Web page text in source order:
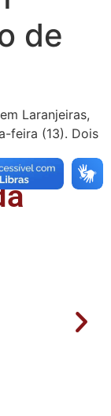
de
Laranjeiras,
feira (13). Dois